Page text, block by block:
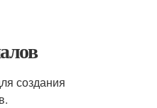
создания